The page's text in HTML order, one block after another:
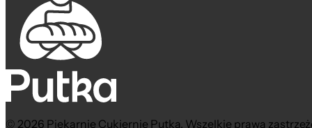
© 2026 Piekarnie Cukiernie Putka. Wszelkie prawa